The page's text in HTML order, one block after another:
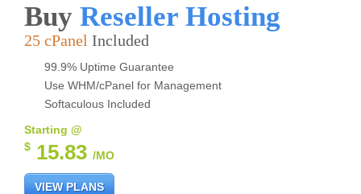
Buy Reseller Hosting
25 cPanel Included
99.9% Uptime Guarantee
Use WHM/cPanel for Management
Softaculous Included
Starting @
$ 15.83 /MO
VIEW PLANS